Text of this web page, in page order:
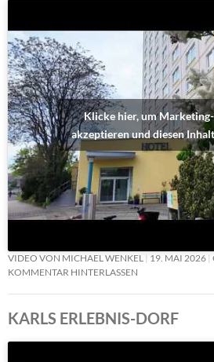
Klicke hier, um
akzeptieren und diesen
VIDEO VON MICHAEL WENKEL 19. MAI 2026
KOMMENTAR HINTERLASSEN
KARLS ERLEBNIS-DORF